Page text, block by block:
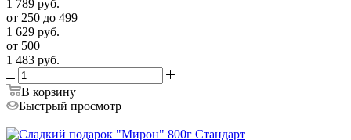
1 789 руб.
от 250 до 499
1 629 руб.
от 500
1 483 руб.
В корзину
Быстрый просмотр